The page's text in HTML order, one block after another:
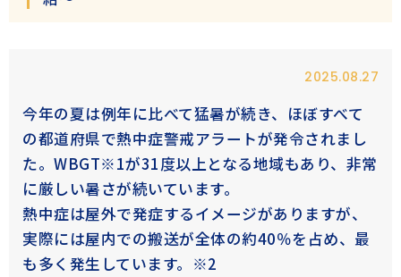
2025.08.27
今年の夏は例年に比べて猛暑が続き、ほぼすべて
の都道府県で熱中症警戒アラートが発令されまし
た。WBGT※1が31度以上となる地域もあり、非常
に厳しい暑さが続いています。
熱中症は屋外で発症するイメージがありますが、
実際には屋内での搬送が全体の約40％を占め、最
も多く発生しています。※2